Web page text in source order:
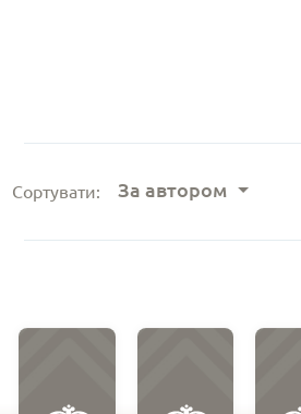
Сортувати: За автором